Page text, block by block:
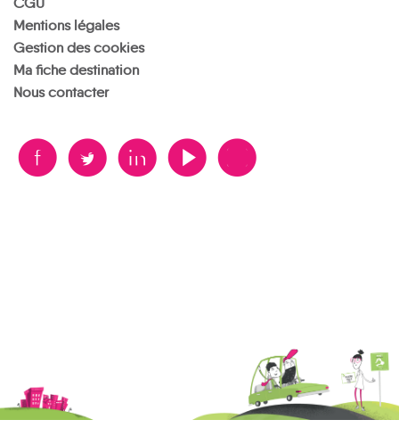
Mentions légales
Gestion des cookies
Ma fiche destination
Nous contacter
B A D F V